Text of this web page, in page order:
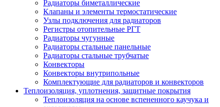
Радиаторы биметаллические
Клапаны и элементы термостатические
Узлы подключения для радиаторов
Регистры отопительные РГТ
Радиаторы чугунные
Радиаторы стальные панельные
Радиаторы стальные трубчатые
Конвекторы
Конвекторы внутрипольные
Комплектующие для радиаторов и конвекторов
Теплоизоляция, уплотнения, защитные покрытия
Теплоизоляция на основе вспененного каучука и